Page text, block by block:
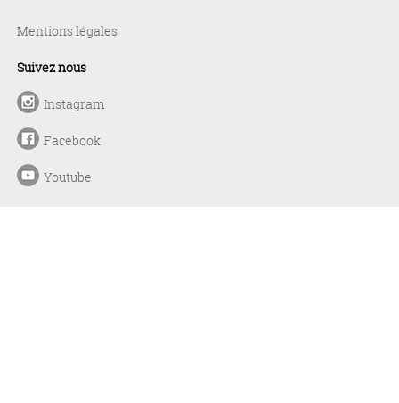
Mentions légales
Suivez nous
Instagram
Facebook
Youtube